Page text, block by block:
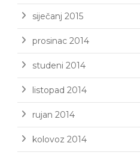
siječanj 2015
prosinac 2014
studeni 2014
listopad 2014
rujan 2014
kolovoz 2014